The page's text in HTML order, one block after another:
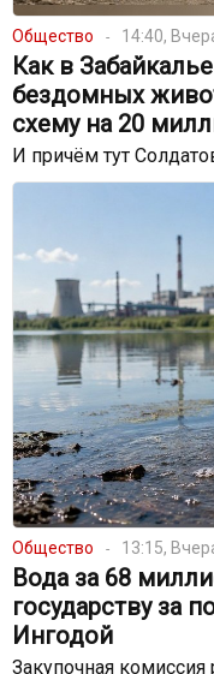
Общество 14:40,
Как в
бездомных
схему на 20
И причём тут
Общество 13:15,
Вода за 68
государству за
Ингодой
Закупочная